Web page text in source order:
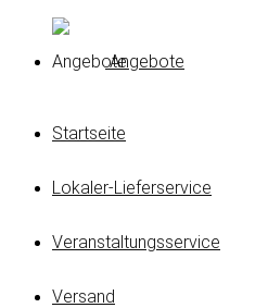
Angebote
Startseite
Lokaler-Lieferservice
Veranstaltungsservice
Versand